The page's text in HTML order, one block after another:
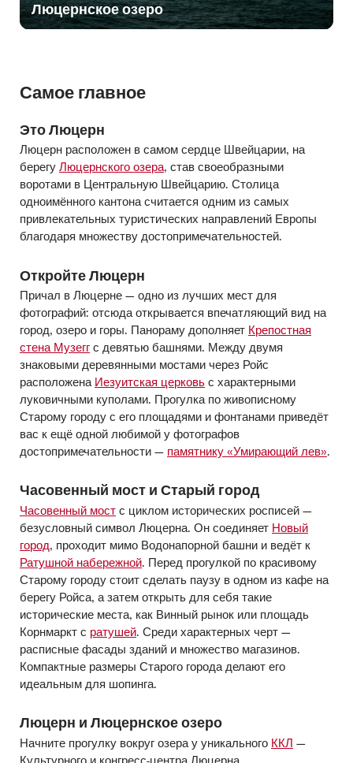
Люцернское озеро
Самое главное
Это Люцерн
Люцерн расположен в самом сердце Швейцарии, на
берегу Люцернского озера, став своеобразными
воротами в Центральную Швейцарию. Столица
одноимённого кантона считается одним из самых
привлекательных туристических направлений Европы
благодаря множеству достопримечательностей.
Откройте Люцерн
Причал в Люцерне — одно из лучших мест для
фотографий: отсюда открывается впечатляющий вид на
город, озеро и горы. Панораму дополняет Крепостная
стена Музегг с девятью башнями. Между двумя
знаковыми деревянными мостами через Ройс
расположена Иезуитская церковь с характерными
луковичными куполами. Прогулка по живописному
Старому городу с его площадями и фонтанами приведёт
вас к ещё одной любимой у фотографов
достопримечательности — памятнику «Умирающий лев».
Часовенный мост и Старый город
Часовенный мост с циклом исторических росписей —
безусловный символ Люцерна. Он соединяет Новый
город, проходит мимо Водонапорной башни и ведёт к
Ратушной набережной. Перед прогулкой по красивому
Старому городу стоит сделать паузу в одном из кафе на
берегу Ройса, а затем открыть для себя такие
исторические места, как Винный рынок или площадь
Корнмаркт с ратушей. Среди характерных черт —
расписные фасады зданий и множество магазинов.
Компактные размеры Старого города делают его
идеальным для шопинга.
Люцерн и Люцернское озеро
Начните прогулку вокруг озера у уникального ККЛ —
Культурного и конгресс-центра Люцерна,